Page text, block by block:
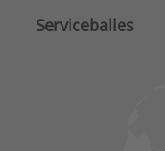
Servicebalies